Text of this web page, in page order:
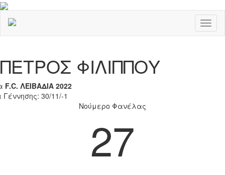
ΠΕΤΡΟΣ ΦΙΛΙΠΠΟΥ
F.C. ΛΕΙΒΑΔΙΑ 2022
30/11/-1
Νούμερο Φανέλας
27